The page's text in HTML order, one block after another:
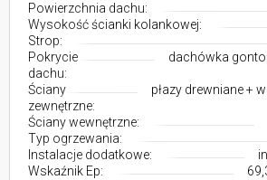
Powierzchnia dachu:
Wysokość ścianki kolankowej:
Strop:
Pokrycie
dachu:
dachówka
Ściany
zewnętrzne:
płazy drewniane +
Ściany wewnętrzne:
Typ ogrzewania:
Instalacje dodatkowe:
Wskaźnik Ep: